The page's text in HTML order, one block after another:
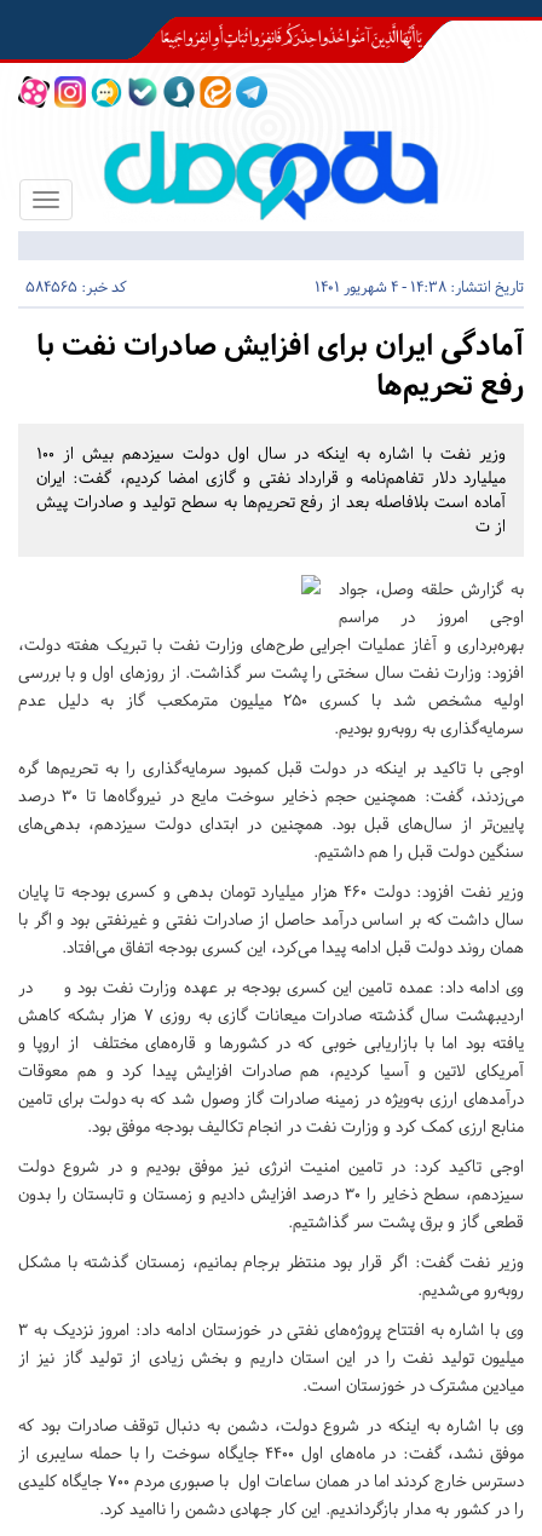
Toggle
تاریخ انتشار: 14:38 - 4 شهریور 1401 کد خبر: 584565
آمادگی ایران برای افزایش صادرات نفت با
رفع تحریم‌ها
وزیر نفت با اشاره به اینکه در سال اول دولت سیزدهم بیش از ۱۰۰
میلیارد دلار تفاهم‌نامه و قرارداد نفتی و گازی امضا کردیم، گفت: ایران
آماده است بلافاصله بعد از رفع تحریم‌ها به سطح تولید و صادرات پیش
از ت
به گزارش حلقه وصل، جواد
اوجی امروز در مراسم
بهره‌برداری و آغاز عملیات اجرایی طرح‌های وزارت نفت با تبریک هفته دولت،
افزود: وزارت نفت سال سختی را پشت سر گذاشت. از روزهای اول و با بررسی
اولیه مشخص شد با کسری ۲۵۰ میلیون مترمکعب گاز به دلیل عدم
سرمایه‌گذاری به روبه‌رو بودیم.
اوجی با تاکید بر اینکه در دولت قبل کمبود سرمایه‌گذاری را به تحریم‌ها گره
می‌زدند، گفت: همچنین حجم ذخایر سوخت مایع در نیروگاه‌ها تا ۳۰ درصد
پایین‌تر از سال‌های قبل بود. همچنین در ابتدای دولت سیزدهم، بدهی‌های
سنگین دولت قبل را هم داشتیم.
وزیر نفت افزود: دولت ۴۶۰ هزار میلیارد تومان بدهی و کسری بودجه تا پایان
سال داشت که بر اساس درآمد حاصل از صادرات نفتی و غیرنفتی بود و اگر با
همان روند دولت قبل ادامه پیدا می‌کرد، این کسری بودجه اتفاق می‌افتاد.
وی ادامه داد: عمده تامین این کسری بودجه بر عهده وزارت نفت بود و در
اردیبهشت سال گذشته صادرات میعانات گازی به روزی ۷ هزار بشکه کاهش
یافته بود اما با بازاریابی خوبی که در کشورها و قاره‌های مختلف از اروپا و
آمریکای لاتین و آسیا کردیم، هم صادرات افزایش پیدا کرد و هم معوقات
درآمدهای ارزی به‌ویژه در زمینه صادرات گاز وصول شد که به دولت برای تامین
منابع ارزی کمک کرد و وزارت نفت در انجام تکالیف بودجه موفق بود.
اوجی تاکید کرد: در تامین امنیت انرژی نیز موفق بودیم و در شروع دولت
سیزدهم، سطح ذخایر را ۳۰ درصد افزایش دادیم و زمستان و تابستان را بدون
قطعی گاز و برق پشت سر گذاشتیم.
وزیر نفت گفت: اگر قرار بود منتظر برجام بمانیم، زمستان گذشته با مشکل
روبه‌رو می‌شدیم.
وی با اشاره به افتتاح پروژه‌های نفتی در خوزستان ادامه داد: امروز نزدیک به ۳
میلیون تولید نفت را در این استان داریم و بخش زیادی از تولید گاز نیز از
میادین مشترک در خوزستان است.
وی با اشاره به اینکه در شروع دولت، دشمن به دنبال توقف صادرات بود که
موفق نشد، گفت: در ماه‌های اول ۴۴۰۰ جایگاه سوخت را با حمله سایبری از
دسترس خارج کردند اما در همان ساعات اول با صبوری مردم ۷۰۰ جایگاه کلیدی
را در کشور به مدار بازگرداندیم. این کار جهادی دشمن را ناامید کرد.